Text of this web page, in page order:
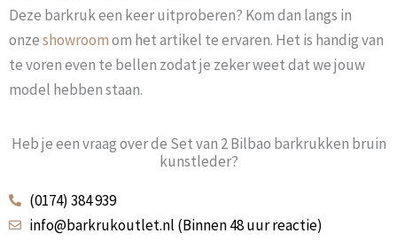
Deze barkruk een keer uitproberen? Kom dan langs in
onzeshowroomom het artikel te ervaren. Het is handig van
te voren even te bellen zodat je zeker weet dat we jouw
model hebben staan.
Heb je een vraag over de Set van 2 Bilbao barkrukken bruin
kunstleder?
(0174) 384 939
info@barkrukoutlet.nl (Binnen 48 uur reactie)